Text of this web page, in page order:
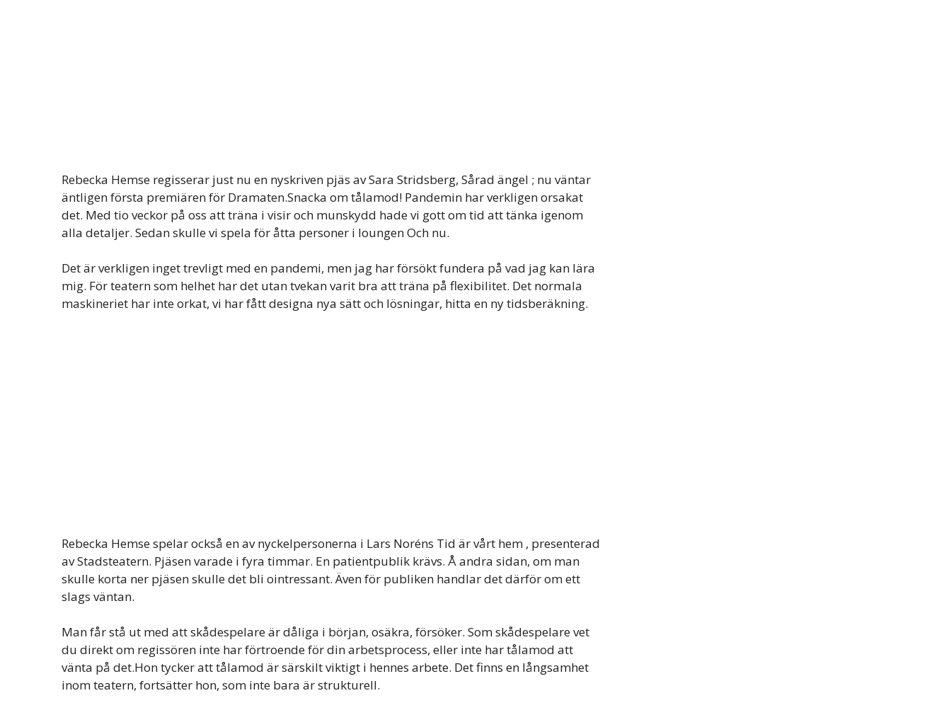
Rebecka Hemse regisserar just nu en nyskriven pjäs av Sara Stridsberg, Sårad ängel ; nu väntar
äntligen första premiären för Dramaten.Snacka om tålamod! Pandemin har verkligen orsakat
det. Med tio veckor på oss att träna i visir och munskydd hade vi gott om tid att tänka igenom
alla detaljer. Sedan skulle vi spela för åtta personer i loungen Och nu.
Det är verkligen inget trevligt med en pandemi, men jag har försökt fundera på vad jag kan lära
mig. För teatern som helhet har det utan tvekan varit bra att träna på flexibilitet. Det normala
maskineriet har inte orkat, vi har fått designa nya sätt och lösningar, hitta en ny tidsberäkning.
Rebecka Hemse spelar också en av nyckelpersonerna i Lars Noréns Tid är vårt hem , presenterad
av Stadsteatern. Pjäsen varade i fyra timmar. En patientpublik krävs. Å andra sidan, om man
skulle korta ner pjäsen skulle det bli ointressant. Även för publiken handlar det därför om ett
slags väntan.
Man får stå ut med att skådespelare är dåliga i början, osäkra, försöker. Som skådespelare vet
du direkt om regissören inte har förtroende för din arbetsprocess, eller inte har tålamod att
vänta på det.Hon tycker att tålamod är särskilt viktigt i hennes arbete. Det finns en långsamhet
inom teatern, fortsätter hon, som inte bara är strukturell.